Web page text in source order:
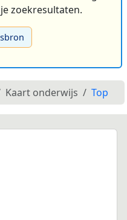
zoekresultaten.
Kaart onderwijs Top